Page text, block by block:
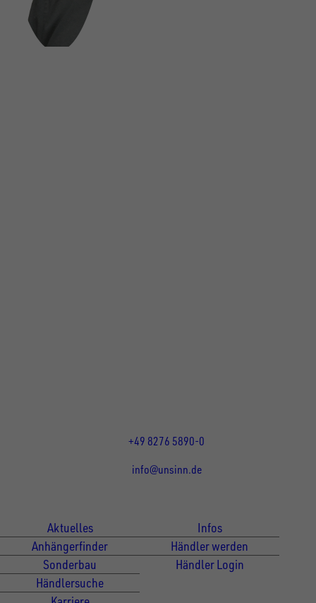
+49 8276 5890-0
info@unsinn.de
Aktuelles
Anhängerfinder
Sonderbau
Händlersuche
Infos
Händler werden
Händler Login